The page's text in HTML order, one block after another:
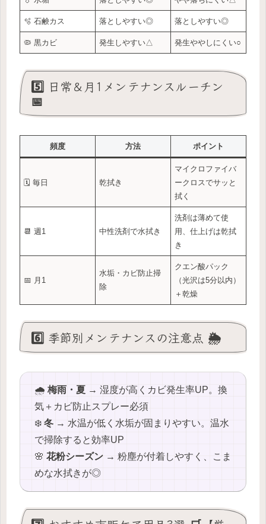
🫧 石鹸カス 落としやすい◎ 落としやすい◎
🦠 黒カビ 発生しやすい△ 発生ややしにくい○
5️⃣ 日常＆月1メンテナンスルーチン
📅
頻度 方法 ポイント
🗓 毎日 乾拭き
マイクロファイバ
ークロスでサッと
拭く
📆 週1 中性洗剤で水拭き
洗剤は薄めて使
用、仕上げは乾拭
き
📅 月1
水垢・カビ防止掃
除
クエン酸パック
（光沢は5分以内）
＋乾燥
6️⃣ 季節別メンテナンスの注意点 🌦
🌧 梅雨・夏 → 湿度が高くカビ発生率UP。換
気＋カビ防止スプレー必須
❄️ 冬 → 水温が低く水垢が固まりやすい。温水
で掃除すると効率UP
🌸 花粉シーズン → 粉塵が付着しやすく、こま
めな水拭きが◎